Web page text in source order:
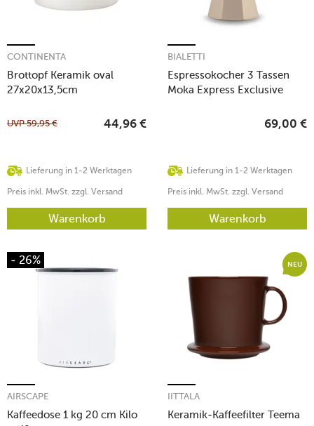
Brottopf Keramik oval
27x20x13,5cm
CONTINENTA
Lieferung in 1-2 Werktagen
UVP59,95 € 44,96 €
Preis inkl. MwSt. zzgl. Versand
Warenkorb
Espressokocher 3 Tassen
Moka Express Exclusive
BIALETTI
Lieferung in 1-2 Werktagen
69,00 €
Preis inkl. MwSt. zzgl. Versand
Warenkorb
- 26%
Kaffeedose 1 kg 20 cm Kilo
AIRSCAPE
NEU
Keramik-Kaffeefilter Teema
IITTALA